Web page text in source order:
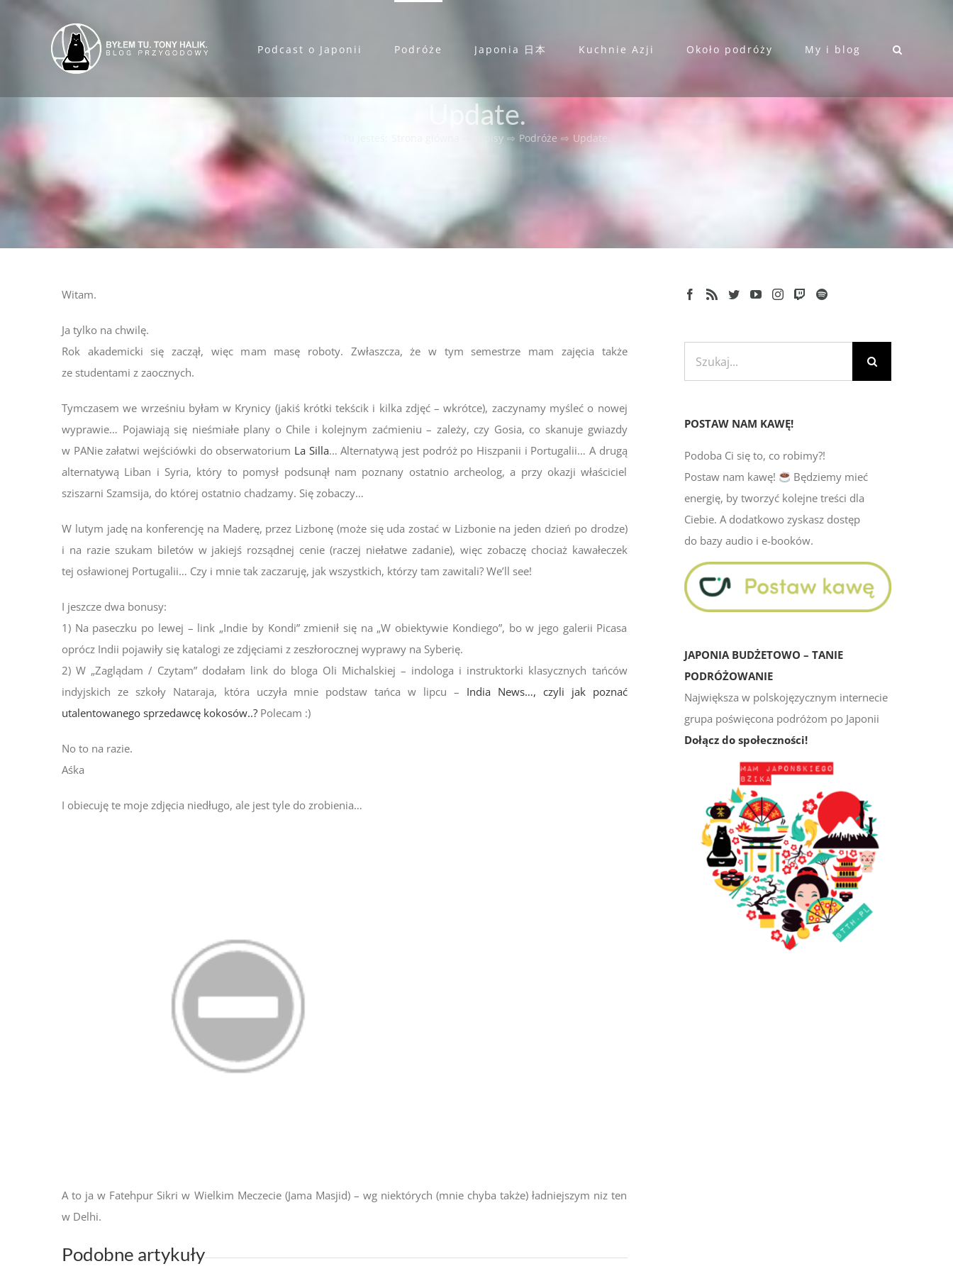
Podcast o Japonii Podróże Japonia 日本 Kuchnie Azji Około podróży My i blog
Update.
Wpisy ⇨ Podróże ⇨ Update.
Witam.
Ja tylko na chwilę.
Rok akademicki się zaczął, więc mam masę roboty. Zwłaszcza, że w tym semestrze mam zajęcia także
ze studentami z zaocznych.
Tymczasem we wrześniu byłam w Krynicy (jakiś krótki tekścik i kilka zdjęć – wkrótce), zaczynamy myśleć o nowej
wyprawie… Pojawiają się nieśmiałe plany o Chile i kolejnym zaćmieniu – zależy, czy Gosia, co skanuje gwiazdy
w PANie załatwi wejściówki do obserwatorium La Silla… Alternatywą jest podróż po Hiszpanii i Portugalii… A drugą
alternatywą Liban i Syria, który to pomysł podsunął nam poznany ostatnio archeolog, a przy okazji właściciel
sziszarni Szamsija, do której ostatnio chadzamy. Się zobaczy…
W lutym jadę na konferencję na Maderę, przez Lizbonę (może się uda zostać w Lizbonie na jeden dzień po drodze)
i na razie szukam biletów w jakiejś rozsądnej cenie (raczej niełatwe zadanie), więc zobaczę chociaż kawałeczek
tej osławionej Portugalii… Czy i mnie tak zaczaruję, jak wszystkich, którzy tam zawitali? We’ll see!
I jeszcze dwa bonusy:
1) Na paseczku po lewej – link „Indie by Kondi” zmienił się na „W obiektywie Kondiego”, bo w jego galerii Picasa
oprócz Indii pojawiły się katalogi ze zdjęciami z zeszłorocznej wyprawy na Syberię.
2) W „Zaglądam / Czytam” dodałam link do bloga Oli Michalskiej – indologa i instruktorki klasycznych tańców
indyjskich ze szkoły Nataraja, która uczyła mnie podstaw tańca w lipcu – India News…, czyli jak poznać
utalentowanego sprzedawcę kokosów..? Polecam :)
No to na razie.
Aśka
I obiecuję te moje zdjęcia niedługo, ale jest tyle do zrobienia…
A to ja w Fatehpur Sikri w Wielkim Meczecie (Jama Masjid) – wg niektórych (mnie chyba także) ładniejszym niz ten
w Delhi.
Podobne artykuły
POSTAW NAM KAWĘ!
Podoba Ci się to, co robimy?!
Postaw nam kawę!
Będziemy mieć
energię, by tworzyć kolejne treści dla
Ciebie. A dodatkowo zyskasz dostęp
do bazy audio i e-booków.
JAPONIA BUDŻETOWO – TANIE
PODRÓŻOWANIE
Największa w polskojęzycznym internecie
grupa poświęcona podróżom po Japonii
Dołącz do społeczności!